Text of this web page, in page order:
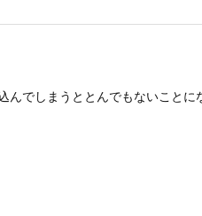
でしまうととんでもないこと